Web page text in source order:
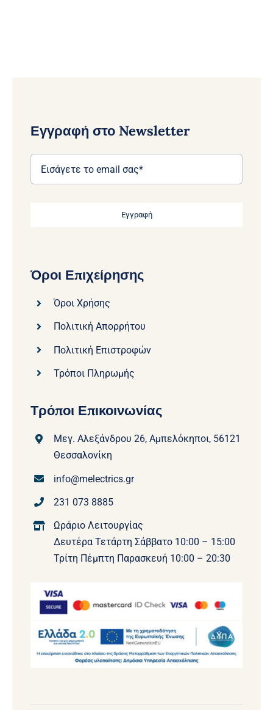
Εγγραφή στο Newsletter
Εγγραφή
Όροι Επιχείρησης
Όροι Χρήσης
Πολιτική Απορρήτου
Πολιτική Επιστροφών
Τρόποι Πληρωμής
Τρόποι Επικοινωνίας
Μεγ. Αλεξάνδρου 26, Αμπελόκηποι, 56121
Θεσσαλονίκη
info@melectrics.gr
231 073 8885
Ωράριο Λειτουργίας
Δευτέρα Τετάρτη Σάββατο 10:00 – 15:00
Τρίτη Πέμπτη Παρασκευή 10:00 – 20:30